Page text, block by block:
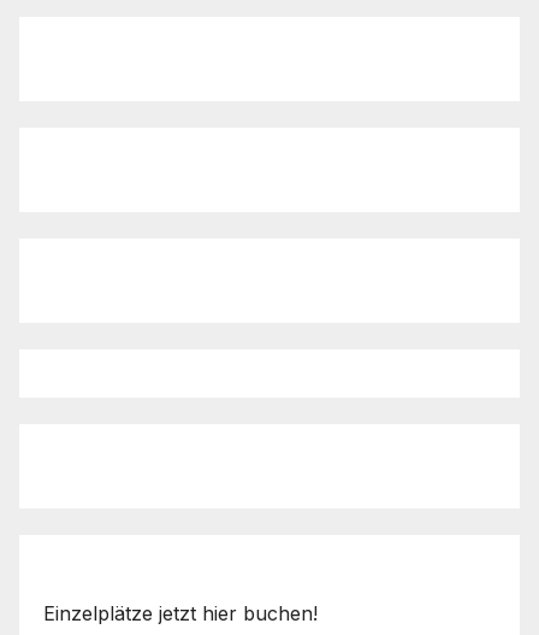
Einzelplätze jetzt hier buchen!